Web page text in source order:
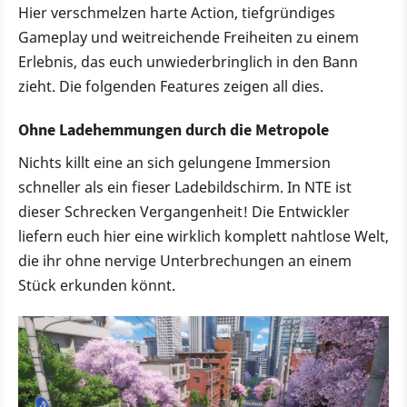
Hier verschmelzen harte Action, tiefgründiges
Gameplay und weitreichende Freiheiten zu einem
Erlebnis, das euch unwiederbringlich in den Bann
zieht. Die folgenden Features zeigen all dies.
Ohne Ladehemmungen durch die Metropole
Nichts killt eine an sich gelungene Immersion
schneller als ein fieser Ladebildschirm. In NTE ist
dieser Schrecken Vergangenheit! Die Entwickler
liefern euch hier eine wirklich komplett nahtlose Welt,
die ihr ohne nervige Unterbrechungen an einem
Stück erkunden könnt.